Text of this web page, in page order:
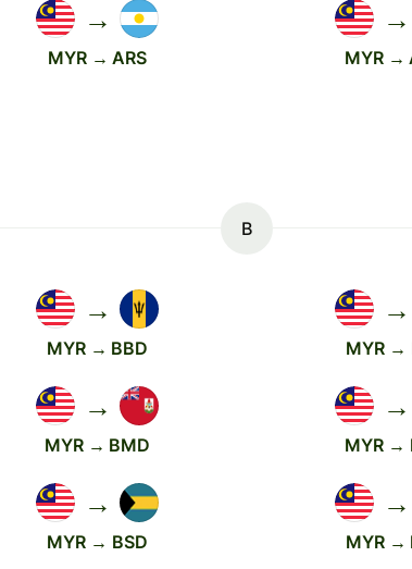
→
MYR → ARS
→
MYR →
B
→
MYR → BBD
→
MYR →
→
MYR → BMD
→
MYR →
→
MYR → BSD
→
MYR →